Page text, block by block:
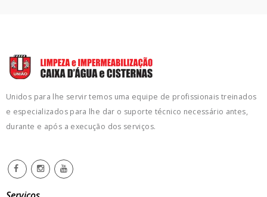
Unidos para lhe servir temos uma equipe de profissionais treinados
e especializados para lhe dar o suporte técnico necessário antes,
durante e após a execução dos serviços.